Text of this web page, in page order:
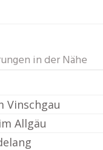
in der Nähe
Vinschgau
Allgäu